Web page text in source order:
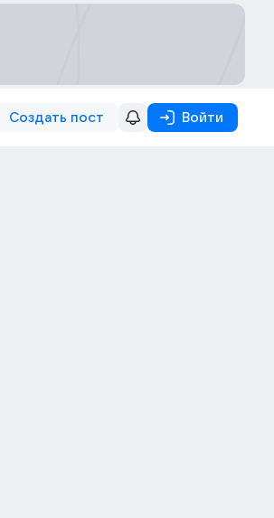
Создать пост Войти